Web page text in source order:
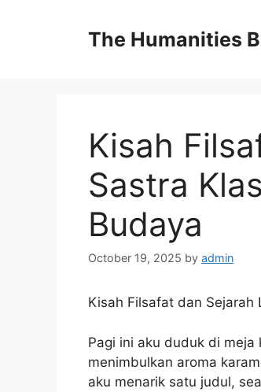
The Humanities
Kisah
Sastra
Budaya
October 19, 2025 by admin
Kisah Filsafat dan Sejarah
Pagi ini aku duduk di
menimbulkan aroma
aku menarik satu judul,